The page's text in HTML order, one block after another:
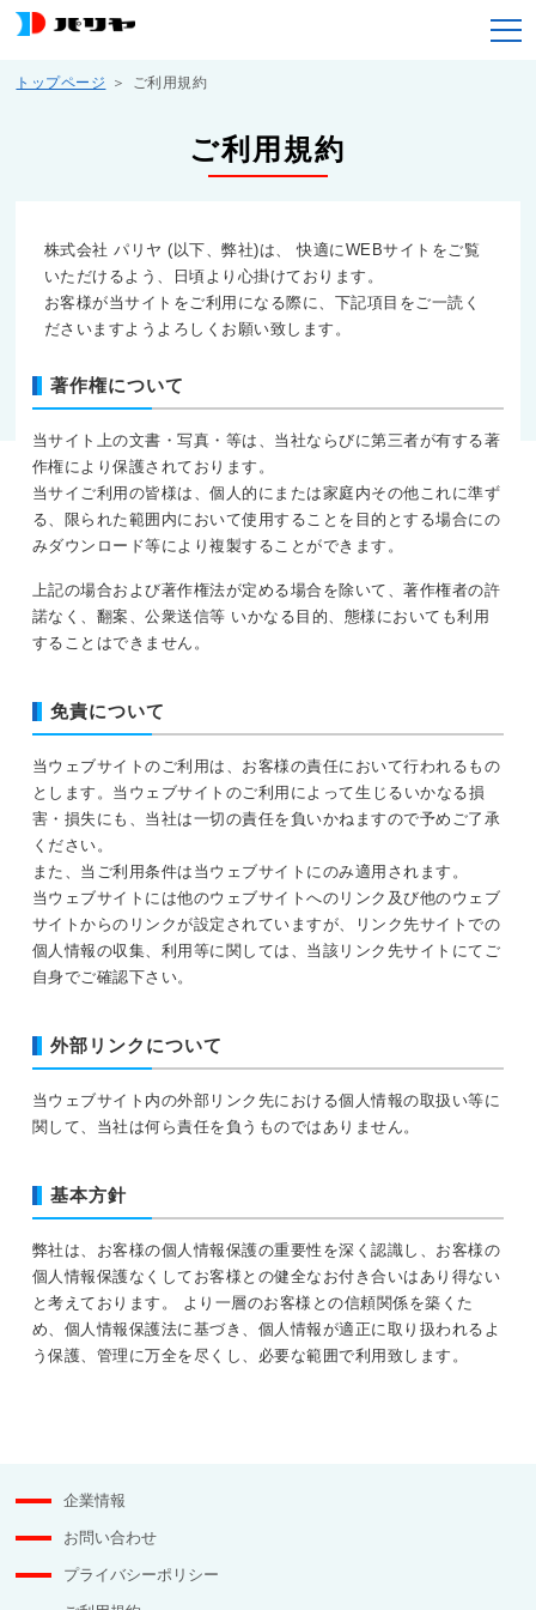
トップページ ご利用規約
ご利用規約
株式会社 パリヤ (以下、弊社)は、 快適にWEBサイトをご覧
いただけるよう、日頃より心掛けております。
お客様が当サイトをご利用になる際に、下記項目をご一読く
ださいますようよろしくお願い致します。
著作権について
当サイト上の文書・写真・等は、当社ならびに第三者が有する著
作権により保護されております。
当サイご利用の皆様は、個人的にまたは家庭内その他これに準ず
る、限られた範囲内において使用することを目的とする場合にの
みダウンロード等により複製することができます。
上記の場合および著作権法が定める場合を除いて、著作権者の許
諾なく、翻案、公衆送信等 いかなる目的、態様においても利用
することはできません。
免責について
当ウェブサイトのご利用は、お客様の責任において行われるもの
とします。当ウェブサイトのご利用によって生じるいかなる損
害・損失にも、当社は一切の責任を負いかねますので予めご了承
ください。
また、当ご利用条件は当ウェブサイトにのみ適用されます。
当ウェブサイトには他のウェブサイトへのリンク及び他のウェブ
サイトからのリンクが設定されていますが、リンク先サイトでの
個人情報の収集、利用等に関しては、当該リンク先サイトにてご
自身でご確認下さい。
外部リンクについて
当ウェブサイト内の外部リンク先における個人情報の取扱い等に
関して、当社は何ら責任を負うものではありません。
基本方針
弊社は、お客様の個人情報保護の重要性を深く認識し、お客様の
個人情報保護なくしてお客様との健全なお付き合いはあり得ない
と考えております。 より一層のお客様との信頼関係を築くた
め、個人情報保護法に基づき、個人情報が適正に取り扱われるよ
う保護、管理に万全を尽くし、必要な範囲で利用致します。
企業情報
お問い合わせ
プライバシーポリシー